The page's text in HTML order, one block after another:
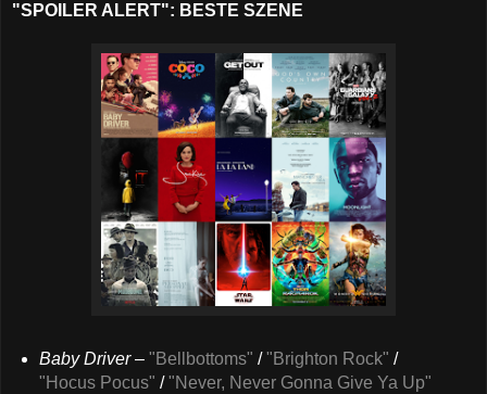
"SPOILER ALERT": BESTE SZENE
Baby Driver– "Bellbottoms" /"Brighton Rock" /
"Hocus Pocus" /"Never, Never Gonna Give Ya Up"